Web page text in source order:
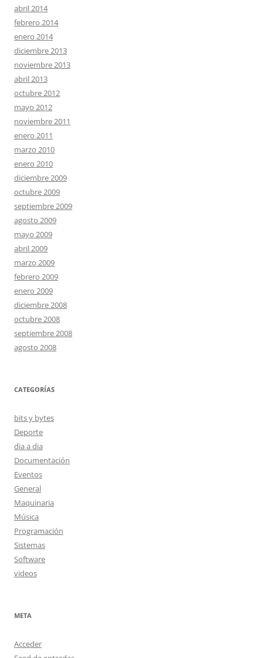
abril 2014
febrero 2014
enero 2014
diciembre 2013
noviembre 2013
abril 2013
octubre 2012
mayo 2012
noviembre 2011
enero 2011
marzo 2010
enero 2010
diciembre 2009
octubre 2009
septiembre 2009
agosto 2009
mayo 2009
abril 2009
marzo 2009
febrero 2009
enero 2009
diciembre 2008
octubre 2008
septiembre 2008
agosto 2008
CATEGORÍAS
bits y bytes
Deporte
dia a dia
Documentación
Eventos
General
Maquinaria
Música
Programación
Sistemas
Software
videos
META
Acceder